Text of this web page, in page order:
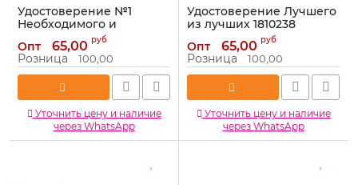
Удостоверение №1
Необходимого и
незаменимого 1810243
Артикул: 1810243
Опт 65,00 руб
Розница 100,00
Уточнить цену и наличие
через WhatsApp
Удостоверение Лучшего
из лучших 1810238
Артикул: 1810238
Опт 65,00 руб
Розница 100,00
Уточнить цену и наличие
через WhatsApp